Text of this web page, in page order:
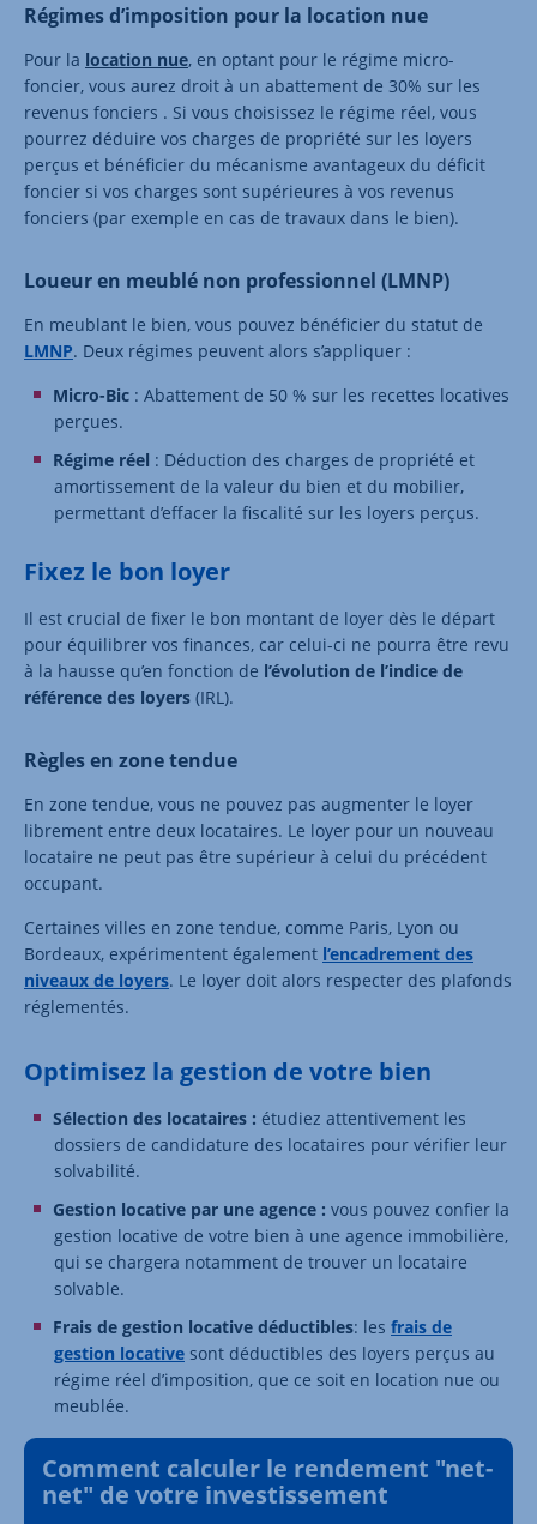
Régimes d’imposition pour la location nue
Pour la location nue, en optant pour le régime micro-
foncier, vous aurez droit à un abattement de 30% sur les
revenus fonciers . Si vous choisissez le régime réel, vous
pourrez déduire vos charges de propriété sur les loyers
perçus et bénéficier du mécanisme avantageux du déficit
foncier si vos charges sont supérieures à vos revenus
fonciers (par exemple en cas de travaux dans le bien).
Loueur en meublé non professionnel (LMNP)
En meublant le bien, vous pouvez bénéficier du statut de
LMNP. Deux régimes peuvent alors s’appliquer :
Micro-Bic : Abattement de 50 % sur les recettes locatives
perçues.
Régime réel : Déduction des charges de propriété et
amortissement de la valeur du bien et du mobilier,
permettant d’effacer la fiscalité sur les loyers perçus.
Fixez le bon loyer
Il est crucial de fixer le bon montant de loyer dès le départ
pour équilibrer vos finances, car celui-ci ne pourra être revu
à la hausse qu’en fonction de l’évolution de l’indice de
référence des loyers (IRL).
Règles en zone tendue
En zone tendue, vous ne pouvez pas augmenter le loyer
librement entre deux locataires. Le loyer pour un nouveau
locataire ne peut pas être supérieur à celui du précédent
occupant.
Certaines villes en zone tendue, comme Paris, Lyon ou
Bordeaux, expérimentent également l’encadrement des
niveaux de loyers. Le loyer doit alors respecter des plafonds
réglementés.
Optimisez la gestion de votre bien
Sélection des locataires : étudiez attentivement les
dossiers de candidature des locataires pour vérifier leur
solvabilité.
Gestion locative par une agence : vous pouvez confier la
gestion locative de votre bien à une agence immobilière,
qui se chargera notamment de trouver un locataire
solvable.
Frais de gestion locative déductibles: les frais de
gestion locative sont déductibles des loyers perçus au
régime réel d’imposition, que ce soit en location nue ou
meublée.
Comment calculer le rendement "net-
net" de votre investissement